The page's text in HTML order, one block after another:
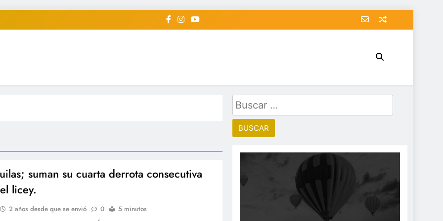
Deportivo Digital"
#deportealdiaperiodico
suman su cuarta derrota consecutiva
licey.
2 años desde que se envió 0 5 minutos
Buscar: